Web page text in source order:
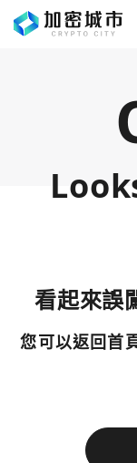
看起來誤
您可以返回首
今日熱門
您已閒置5分鐘
今日熱門